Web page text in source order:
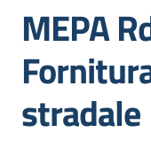
Servizi
Novità
Salta al contenuto
MEPA
stradale